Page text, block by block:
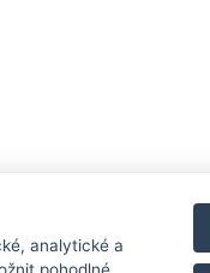
analytické a